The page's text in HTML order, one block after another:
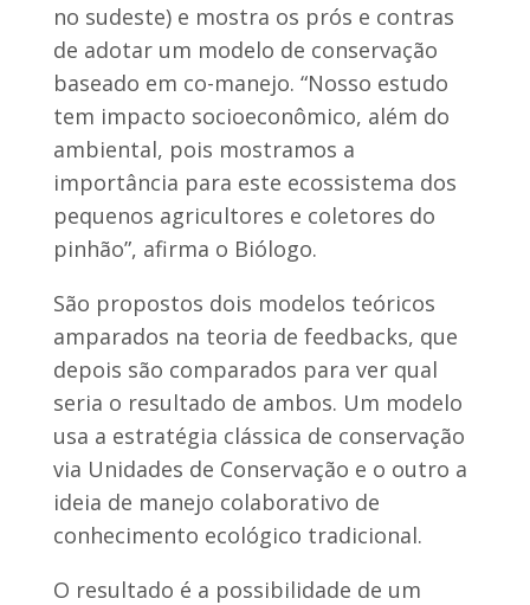
no sudeste) e mostra os prós e contras
de adotar um modelo de conservação
baseado em co-manejo. “Nosso estudo
tem impacto socioeconômico, além do
ambiental, pois mostramos a
importância para este ecossistema dos
pequenos agricultores e coletores do
pinhão”, afirma o Biólogo.
São propostos dois modelos teóricos
amparados na teoria de feedbacks, que
depois são comparados para ver qual
seria o resultado de ambos. Um modelo
usa a estratégia clássica de conservação
via Unidades de Conservação e o outro a
ideia de manejo colaborativo de
conhecimento ecológico tradicional.
O resultado é a possibilidade de um